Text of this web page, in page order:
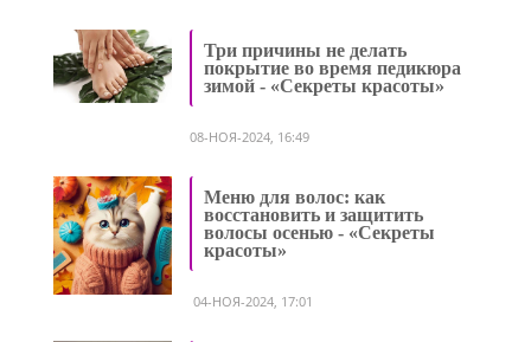
Три причины не делать
покрытие во время педикюра
зимой - «Секреты красоты»
08-НОЯ-2024, 16:49
Меню для волос: как
восстановить и защитить
волосы осенью - «Секреты
красоты»
04-НОЯ-2024, 17:01